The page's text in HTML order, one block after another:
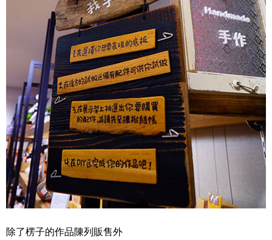
除了楞子的作品陳列販售外